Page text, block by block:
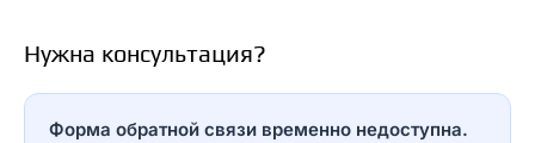
Нужна консультация?
Форма обратной связи временно недоступна.